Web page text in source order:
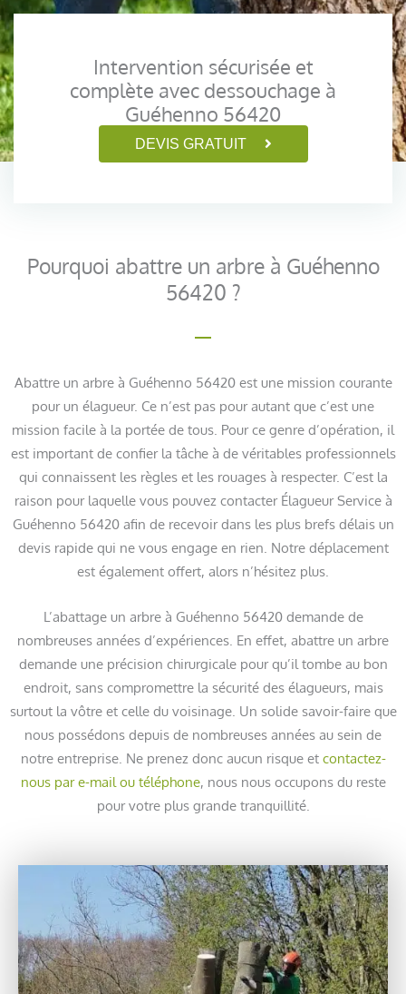
Intervention sécurisée et
complète avec dessouchage à
Guéhenno 56420
DEVIS GRATUIT
Pourquoi abattre un arbre à Guéhenno
56420 ?
Abattre un arbre à Guéhenno 56420 est une mission courante
pour un élagueur. Ce n’est pas pour autant que c’est une
mission facile à la portée de tous. Pour ce genre d’opération, il
est important de confier la tâche à de véritables professionnels
qui connaissent les règles et les rouages à respecter. C’est la
raison pour laquelle vous pouvez contacter Élagueur Service à
Guéhenno 56420 afin de recevoir dans les plus brefs délais un
devis rapide qui ne vous engage en rien. Notre déplacement
est également offert, alors n’hésitez plus.
L’abattage un arbre à Guéhenno 56420 demande de
nombreuses années d’expériences. En effet, abattre un arbre
demande une précision chirurgicale pour qu’il tombe au bon
endroit, sans compromettre la sécurité des élagueurs, mais
surtout la vôtre et celle du voisinage. Un solide savoir-faire que
nous possédons depuis de nombreuses années au sein de
notre entreprise. Ne prenez donc aucun risque et contactez-
nous par e-mail ou téléphone, nous nous occupons du reste
pour votre plus grande tranquillité.